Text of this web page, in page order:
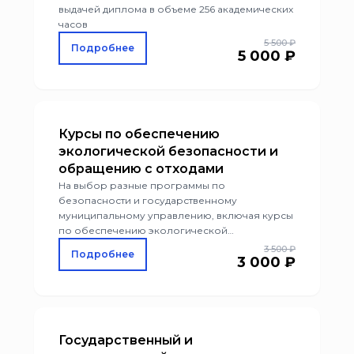
выдачей диплома в объеме 256 академических
часов
Подробнее
5 500 ₽
5 000 ₽
Курсы по обеспечению
экологической безопасности и
обращению с отходами
На выбор разные программы по
безопасности и государственному
муниципальному управлению, включая курсы
по обеспечению экологической
безопасности и обращению с отходами 1-4
класса опасности. Очно-заочная и
Подробнее 3 500 ₽
3 000 ₽
Государственный и